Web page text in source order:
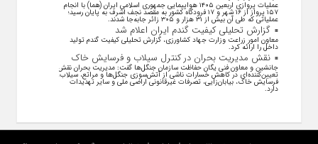
عملیات پروازی اربعین ۱۴۰۵ هواپیمایی جمهوری اسلامی ایران (هما) با انجام
۱۵۷ پرواز از ۱۶ شهر و ۱۷ فرودگاه کشور به مقصد نجف اشرف به پایان رسید؛
عملیاتی که طی آن بیش از ۳۱ هزار و ۳۰۵ زائر جابه‌جا شدند.
گزارش تحلیلی کیفیت گندم ایران اعلام شد
معاون امور زراعت وزارت جهاد کشاورزی، گزارش تحلیلی کیفیت گندم تولید
داخل را ارائه کرد.
نقش مدیریت بحران در کنترل سیلاب و فرسایش خاک
جانشین و معاون فنی یگان حفاظت سازمان جنگل‌ها گفت: مدیریت بحران نقش
تعیین‌کننده‌ای در کاهش خسارات ناشی از آتش‌سوزی جنگل‌ها و مراتع، سیلاب،
فرسایش خاک، بیابان‌زایی، تصرفات غیرقانونی اراضی ملی و سایر تهدیدات
دارد.